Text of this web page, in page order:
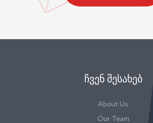
ᲩᲕᲔᲜ ᲨᲔᲡᲐᲮᲔᲑ
About Us
Our Team